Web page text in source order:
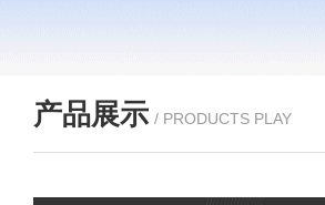
产品展示 / PRODUCTS PLAY